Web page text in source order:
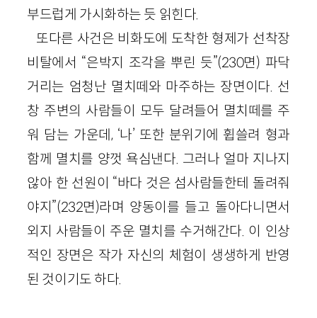
부드럽게 가시화하는 듯 읽힌다.
또다른 사건은 비화도에 도착한 형제가 선착장
비탈에서 “은박지 조각을 뿌린 듯”(230면) 파닥
거리는 엄청난 멸치떼와 마주하는 장면이다. 선
창 주변의 사람들이 모두 달려들어 멸치떼를 주
워 담는 가운데, ‘나’ 또한 분위기에 휩쓸려 형과
함께 멸치를 양껏 욕심낸다. 그러나 얼마 지나지
않아 한 선원이 “바다 것은 섬사람들한테 돌려줘
야지”(232면)라며 양동이를 들고 돌아다니면서
외지 사람들이 주운 멸치를 수거해간다. 이 인상
적인 장면은 작가 자신의 체험이 생생하게 반영
된 것이기도 하다.